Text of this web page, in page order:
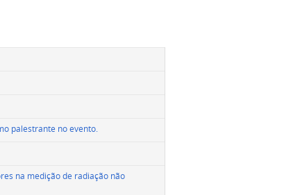
palestrante no evento.
na medição de radiação não